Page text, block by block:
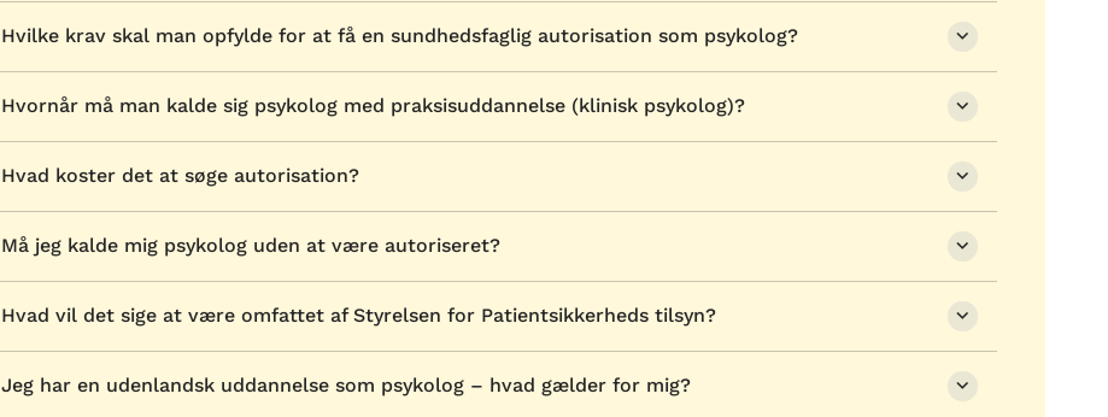
Hvilke krav skal man opfylde for at få en sundhedsfaglig autorisation som psykolog?
Hvornår må man kalde sig psykolog med praksisuddannelse (klinisk psykolog)?
Hvad koster det at søge autorisation?
Må jeg kalde mig psykolog uden at være autoriseret?
Hvad vil det sige at være omfattet af Styrelsen for Patientsikkerheds tilsyn?
Jeg har en udenlandsk uddannelse som psykolog – hvad gælder for mig?